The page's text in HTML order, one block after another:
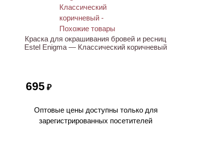
Краска для окрашивания бровей и ресниц
Estel Enigma — Классический коричневый
695 ₽
Оптовые цены доступны только для
зарегистрированных посетителей